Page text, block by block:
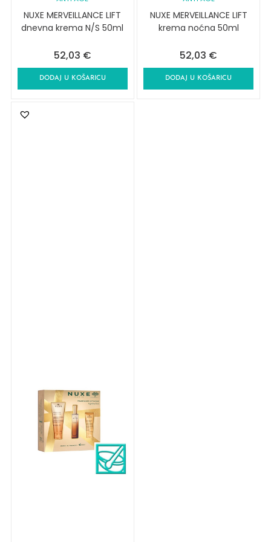
NUXE MERVEILLANCE LIFT
dnevna krema N/S 50ml
52,03 €
DODAJ U KOŠARICU
NUXE MERVEILLANCE LIFT
krema noćna 50ml
52,03 €
DODAJ U KOŠARICU